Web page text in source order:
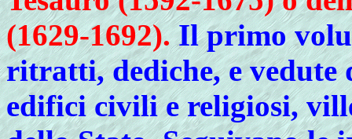
(1629-1692).Il primo
ritratti, dediche, e vedute
edifici civili e religiosi,